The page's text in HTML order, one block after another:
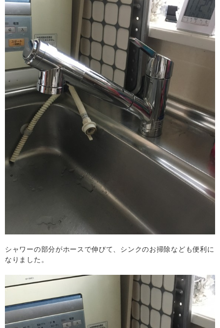
シャワーの部分がホースで伸びて、シンクのお掃除なども便利に
なりました。